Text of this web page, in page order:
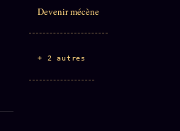
Devenir mécène
+ 2 autres